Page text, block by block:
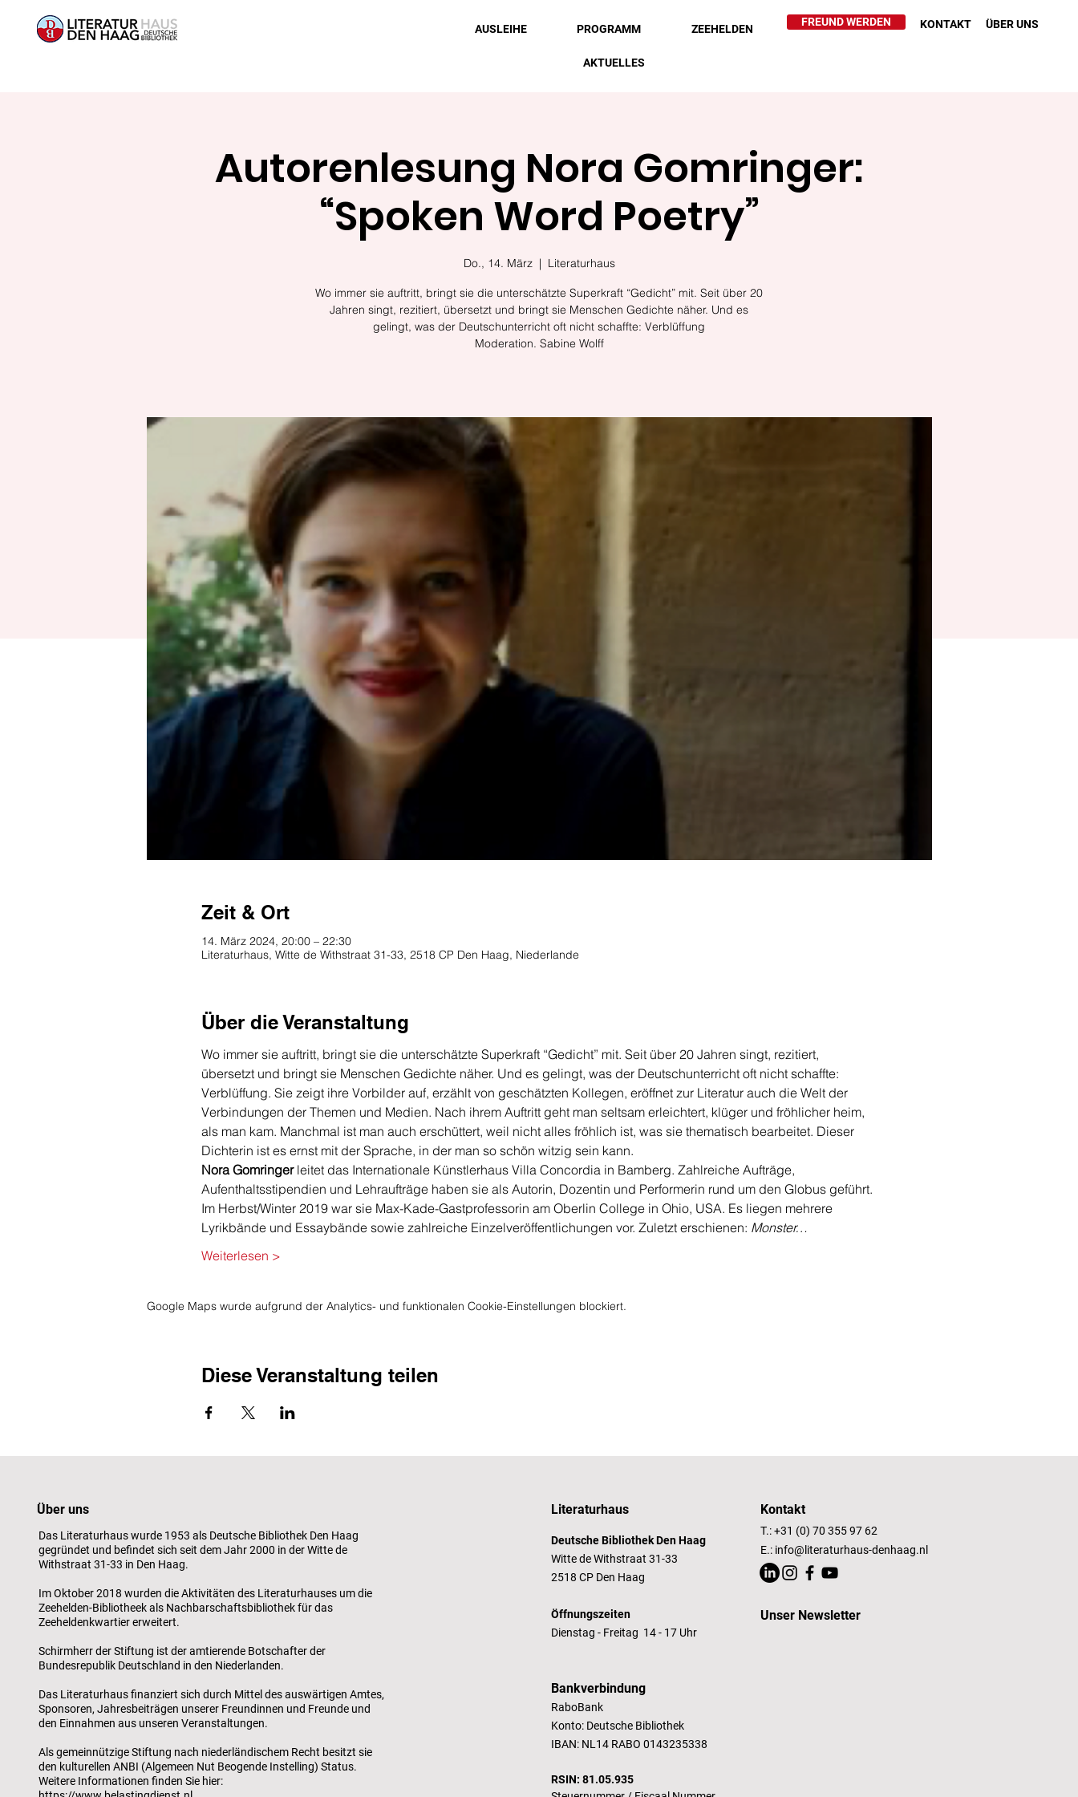
AUSLEIHE PROGRAMM ZEEHELDEN
AKTUELLES
FREUND WERDEN KONTAKT ÜBER UNS
Autorenlesung Nora Gomringer:
“Spoken Word Poetry”
Do., 14. März
  |
Literaturhaus
Wo immer sie auftritt, bringt sie die unterschätzte Superkraft “Gedicht” mit. Seit über 20
Jahren singt, rezitiert, übersetzt und bringt sie Menschen Gedichte näher. Und es
gelingt, was der Deutschunterricht oft nicht schaffte: Verblüffung
Moderation. Sabine Wolff
Zeit & Ort
14. März 2024, 20:00 – 22:30
Literaturhaus, Witte de Withstraat 31-33, 2518 CP Den Haag, Niederlande
Über die Veranstaltung
Wo immer sie auftritt, bringt sie die unterschätzte Superkraft “Gedicht” mit. Seit über 20 Jahren singt, rezitiert,
übersetzt und bringt sie Menschen Gedichte näher. Und es gelingt, was der Deutschunterricht oft nicht schaffte:
Verblüffung. Sie zeigt ihre Vorbilder auf, erzählt von geschätzten Kollegen, eröffnet zur Literatur auch die Welt der
Verbindungen der Themen und Medien. Nach ihrem Auftritt geht man seltsam erleichtert, klüger und fröhlicher heim,
als man kam. Manchmal ist man auch erschüttert, weil nicht alles fröhlich ist, was sie thematisch bearbeitet. Dieser
Dichterin ist es ernst mit der Sprache, in der man so schön witzig sein kann.
Nora Gomringer leitet das Internationale Künstlerhaus Villa Concordia in Bamberg. Zahlreiche Aufträge,
Aufenthaltsstipendien und Lehraufträge haben sie als Autorin, Dozentin und Performerin rund um den Globus geführt.
Im Herbst/Winter 2019 war sie Max-Kade-Gastprofessorin am Oberlin College in Ohio, USA. Es liegen mehrere
Lyrikbände und Essaybände sowie zahlreiche Einzelveröffentlichungen vor. Zuletzt erschienen: Monster…
Weiterlesen >
Google Maps wurde aufgrund der Analytics- und funktionalen Cookie-Einstellungen blockiert.
Diese Veranstaltung teilen
Über uns
Das Literaturhaus wurde 1953 als Deutsche Bibliothek Den Haag
gegründet und befindet sich seit dem Jahr 2000 in der Witte de
Withstraat 31-33 in Den Haag.
Im Oktober 2018 wurden die Aktivitäten des Literaturhauses um die
Zeehelden-Bibliotheek als Nachbarschaftsbibliothek für das
Zeeheldenkwartier erweitert.
Schirmherr der Stiftung ist der amtierende Botschafter der
Bundesrepublik Deutschland in den Niederlanden.
Das Literaturhaus finanziert sich durch Mittel des auswärtigen Amtes,
Sponsoren, Jahresbeiträgen unserer Freundinnen und Freunde und
den Einnahmen aus unseren Veranstaltungen.
Als gemeinnützige Stiftung nach niederländischem Recht besitzt sie
den kulturellen ANBI (Algemeen Nut Beogende Instelling) Status.
Weitere Informationen finden Sie hier:
Literaturhaus
Deutsche Bibliothek Den Haag
Witte de Withstraat 31-33
2518 CP Den Haag
Öffnungszeiten
Dienstag - Freitag 14 - 17 Uhr
Bankverbindung
RaboBank
Konto: Deutsche Bibliothek
IBAN: NL14 RABO 0143235338
RSIN: 81.05.935
Kontakt
T.: +31 (0) 70 355 97 62
E.: info@literaturhaus-denhaag.nl
Unser Newsletter